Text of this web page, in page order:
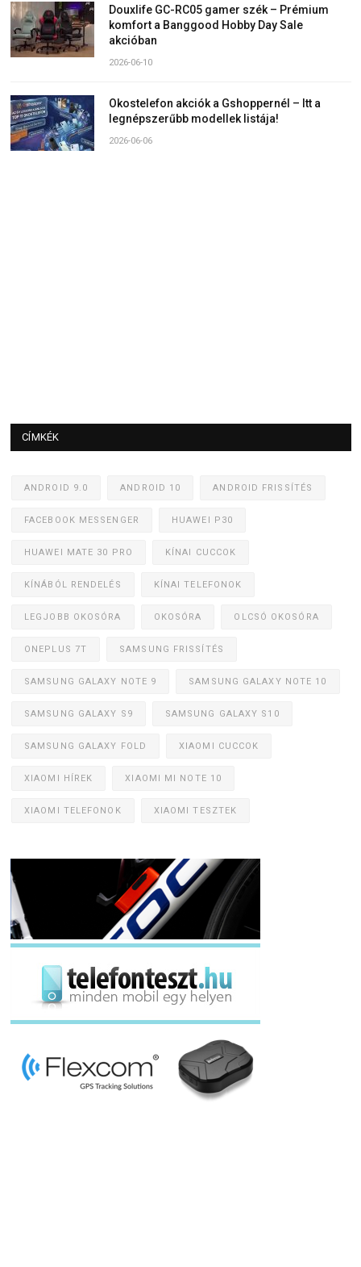
Douxlife GC-RC05 gamer szék – Prémium
komfort a Banggood Hobby Day Sale
akcióban
2026-06-10
Okostelefon akciók a Gshoppernél – Itt a
legnépszerűbb modellek listája!
2026-06-06
CÍMKÉK
ANDROID 9.0 ANDROID 10 ANDROID FRISSÍTÉS
FACEBOOK MESSENGER HUAWEI P30
HUAWEI MATE 30 PRO KÍNAI CUCCOK
KÍNÁBÓL RENDELÉS KÍNAI TELEFONOK
LEGJOBB OKOSÓRA OKOSÓRA OLCSÓ OKOSÓRA
ONEPLUS 7T SAMSUNG FRISSÍTÉS
SAMSUNG GALAXY NOTE 9 SAMSUNG GALAXY NOTE 10
SAMSUNG GALAXY S9 SAMSUNG GALAXY S10
SAMSUNG GALAXY FOLD XIAOMI CUCCOK
XIAOMI HÍREK XIAOMI MI NOTE 10
XIAOMI TELEFONOK XIAOMI TESZTEK